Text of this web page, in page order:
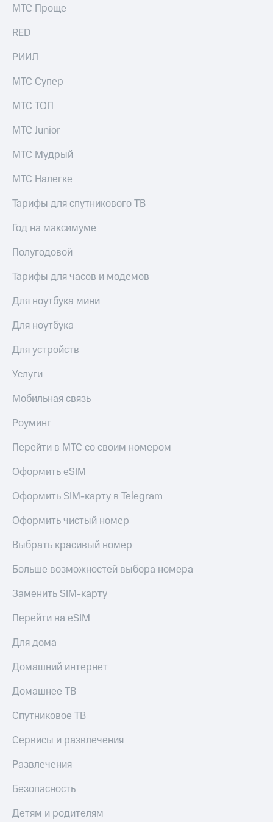
МТС Проще
RED
РИИЛ
МТС Супер
МТС ТОП
МТС Junior
МТС Мудрый
МТС Налегке
Тарифы для спутникового ТВ
Год на максимуме
Полугодовой
Тарифы для часов и модемов
Для ноутбука мини
Для ноутбука
Для устройств
Услуги
Мобильная связь
Роуминг
Перейти в МТС со своим номером
Оформить eSIM
Оформить SIM-карту в Telegram
Оформить чистый номер
Выбрать красивый номер
Больше возможностей выбора номера
Заменить SIM-карту
Перейти на eSIM
Для дома
Домашний интернет
Домашнее ТВ
Спутниковое ТВ
Сервисы и развлечения
Развлечения
Безопасность
Детям и родителям